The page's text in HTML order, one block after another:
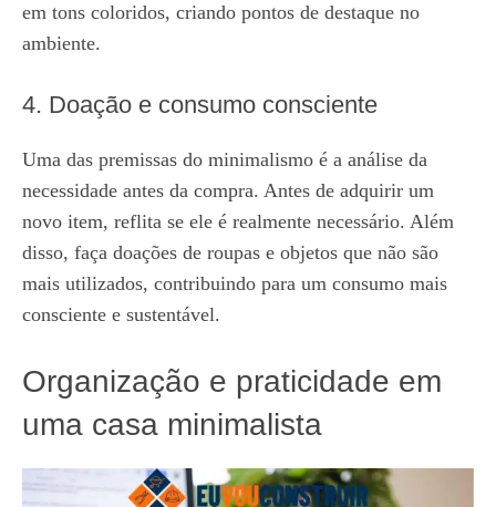
em tons coloridos, criando pontos de destaque no
ambiente.
4. Doação e consumo consciente
Uma das premissas do minimalismo é a análise da
necessidade antes da compra. Antes de adquirir um
novo item, reflita se ele é realmente necessário. Além
disso, faça doações de roupas e objetos que não são
mais utilizados, contribuindo para um consumo mais
consciente e sustentável.
Organização e praticidade em
uma casa minimalista